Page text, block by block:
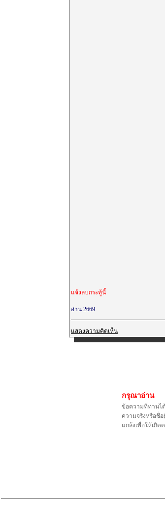
แจ้งลบกระทู้นี้
อ่าน 2669
แสดงความคิดเห็น
กรุณาอ่าน
ข้อความที่ท่านไ
ความจริงหรือชื่
แกล้งเพื่อให้เกิ